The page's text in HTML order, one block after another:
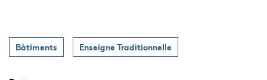
Bâtiments Enseigne Traditionnelle